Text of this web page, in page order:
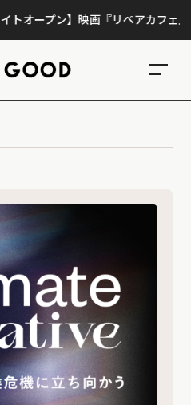
ープン】映画『リペアカフェ』、